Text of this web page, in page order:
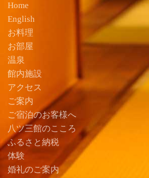
Home
English
お料理
お部屋
温泉
館内施設
アクセス
ご案内
ご宿泊のお客様へ
八ツ三館のこころ
ふるさと納税
体験
婚礼のご案内